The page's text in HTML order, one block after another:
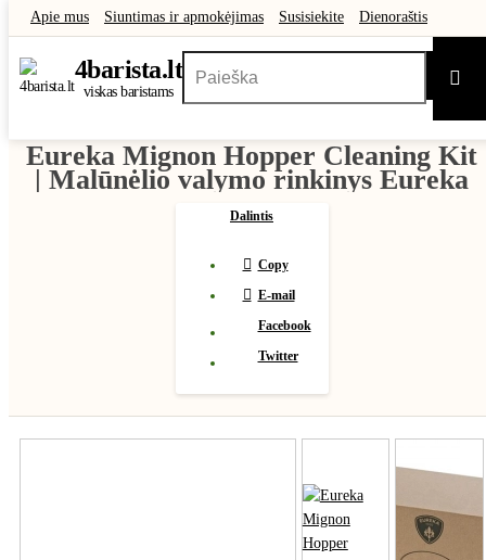
Apie mus Siuntimas ir apmokėjimas Susisiekite
Dienoraštis
Atsiliepimai
Didmeninė prekyba Dovanų kuponai Akcijos Outlet
4barista.lt
viskas baristams
Eureka Mignon Hopper Cleaning Kit
| Malūnėlio valymo rinkinys Eureka
Dalintis
Copy
E-mail
Facebook
Twitter